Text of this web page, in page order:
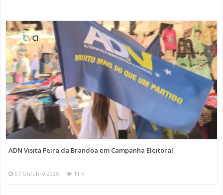
ADN Visita Feira da Brandoa em Campanha Eleitoral
07 Outubro 2025 11 K